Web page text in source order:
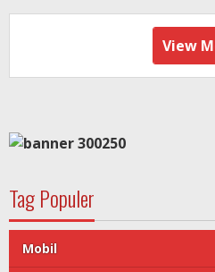
View
Tag Populer
Mobil